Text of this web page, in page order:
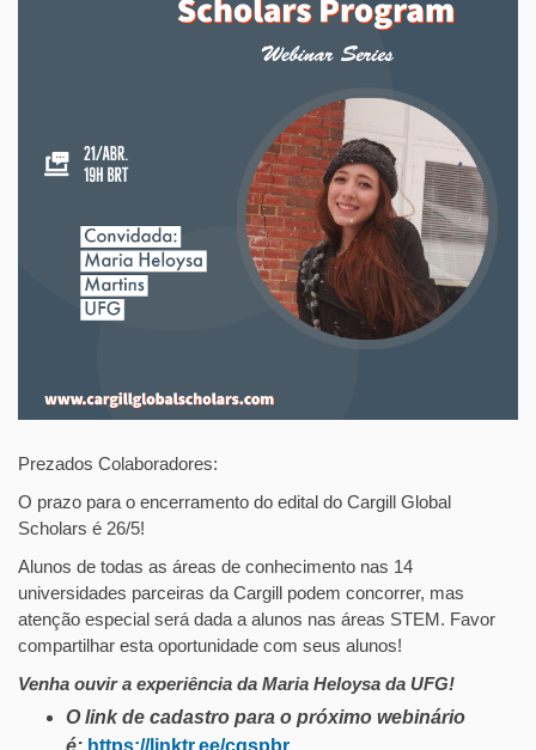
Prezados Colaboradores:
O prazo para o encerramento do edital do Cargill Global
Scholars é 26/5!
Alunos de todas as áreas de conhecimento nas 14
universidades parceiras da Cargill podem concorrer, mas
atenção especial será dada a alunos nas áreas STEM. Favor
compartilhar esta oportunidade com seus alunos!
Venha ouvir a experiência da Maria Heloysa da UFG!
O link de cadastro para o próximo webinário
é: https://linktr.ee/cgspbr